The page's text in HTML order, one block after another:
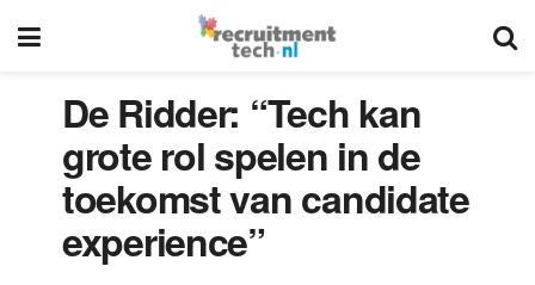
De Ridder: “Tech kan
grote rol spelen in de
toekomst van candidate
experience”